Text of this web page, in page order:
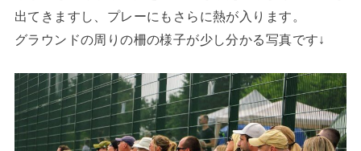
出てきますし、プレーにもさらに熱が入ります。
グラウンドの周りの柵の様子が少し分かる写真です↓